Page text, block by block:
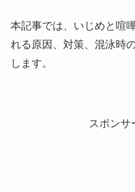
本記事では、いじめと喧
れる原因、対策、混泳時
します。
スポンサ